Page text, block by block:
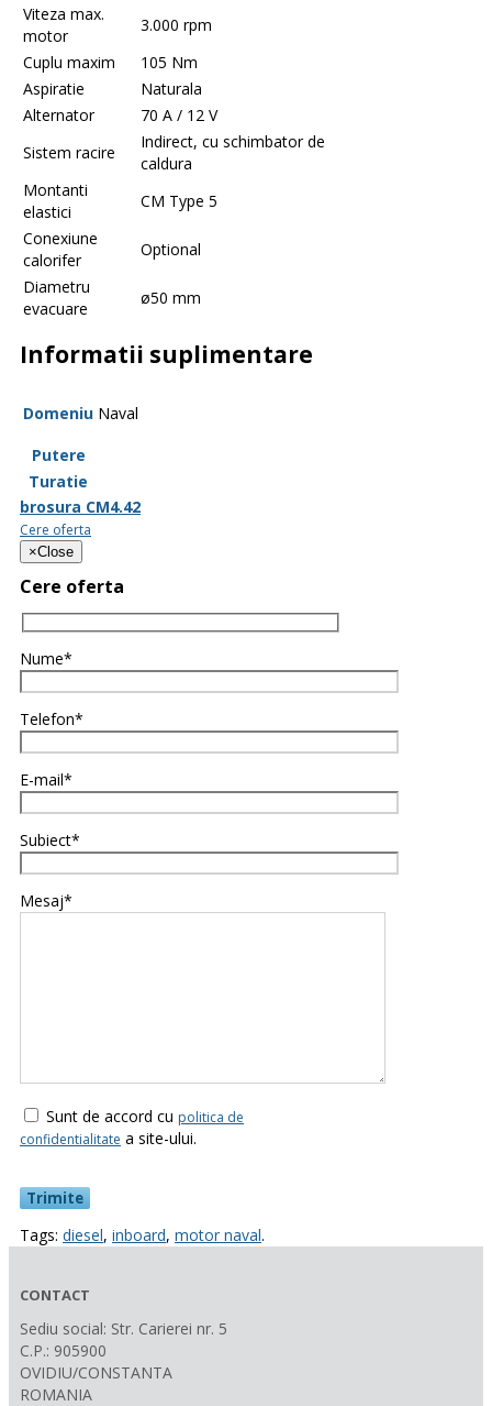
Viteza max.
motor
3.000 rpm
Cuplu maxim
105 Nm
Aspiratie
Naturala
Alternator
70 A / 12 V
Sistem racire
Indirect, cu schimbator de
caldura
Montanti
elastici
CM Type 5
Conexiune
calorifer
Optional
Diametru
evacuare
ø50 mm
Informatii suplimentare
Domeniu Naval
Putere
Turatie
brosura CM4.42
Cere oferta
×Close
Cere oferta
Nume*
Telefon*
E-mail*
Subiect*
Mesaj*
Sunt de accord cu politica de
confidentialitate a site-ului.
Tags: diesel, inboard, motor naval.
CONTACT
Sediu social: Str. Carierei nr. 5
C.P.: 905900
OVIDIU/CONSTANTA
ROMANIA